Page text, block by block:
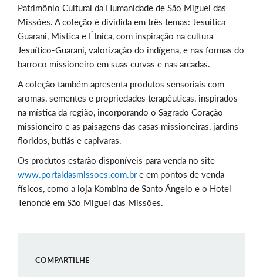
Patrimônio Cultural da Humanidade de São Miguel das
Missões. A coleção é dividida em três temas: Jesuítica
Guarani, Mística e Étnica, com inspiração na cultura
Jesuítico-Guarani, valorização do indígena, e nas formas do
barroco missioneiro em suas curvas e nas arcadas.
A coleção também apresenta produtos sensoriais com
aromas, sementes e propriedades terapêuticas, inspirados
na mística da região, incorporando o Sagrado Coração
missioneiro e as paisagens das casas missioneiras, jardins
floridos, butiás e capivaras.
Os produtos estarão disponíveis para venda no site
www.portaldasmissoes.com.bre em pontos de venda
físicos, como a loja Kombina de Santo Ângelo e o Hotel
Tenondé em São Miguel das Missões.
COMPARTILHE